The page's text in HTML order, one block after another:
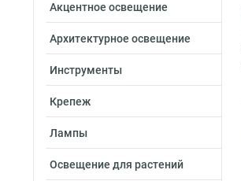
Акцентное освещение
Архитектурное освещение
Инструменты
Крепеж
Лампы
Освещение для растений